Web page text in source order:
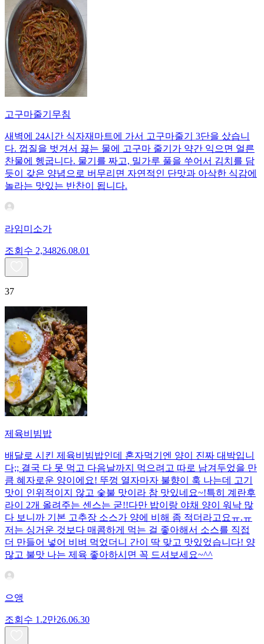
고구마줄기무침
새벽에 24시간 식자재마트에 가서 고구마줄기 3단을 샀습니
다. 껍질을 벗겨서 끓는 물에 고구마 줄기가 약간 익으면 얼른
찬물에 헹굽니다. 물기를 짜고, 밀가루 풀을 쑤어서 김치를 담
듯이 갖은 양념으로 버무리면 자연적인 단맛과 아삭한 식감에
놀라는 맛있는 반찬이 됩니다.
라임미소가
조회수 2,34826.08.01
37
제육비빔밥
배달로 시킨 제육비빔밥인데 혼자먹기엔 양이 진짜 대박입니
다;; 결국 다 못 먹고 다음날까지 먹으려고 따로 남겨두었을 만
큼 혜자로운 양이에요! 뚜껑 열자마자 불향이 훅 나는데 고기
맛이 인위적이지 않고 숯불 맛이라 참 맛있네요~!특히 계란후
라이 2개 올려주는 센스는 굳!! ​다만 밥이랑 야채 양이 워낙 많
다 보니까 기본 고추장 소스가 양에 비해 좀 적더라고요ㅠ.ㅠ
저는 싱거운 것보다 매콤하게 먹는 걸 좋아해서 소스를 직접
더 만들어 넣어 비벼 먹었더니 간이 딱 맞고 맛있었습니다! 양
많고 불맛 나는 제육 좋아하시면 꼭 드셔보세요~^^
으앵
조회수 1.2만26.06.30